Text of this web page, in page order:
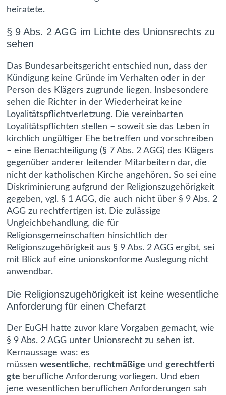
heiratete.
§ 9 Abs. 2 AGG im Lichte des Unionsrechts zu
sehen
Das Bundesarbeitsgericht entschied nun, dass der
Kündigung keine Gründe im Verhalten oder in der
Person des Klägers zugrunde liegen. Insbesondere
sehen die Richter in der Wiederheirat keine
Loyalitätspflichtverletzung. Die vereinbarten
Loyalitätspflichten stellen – soweit sie das Leben in
kirchlich ungültiger Ehe betreffen und vorschreiben
– eine Benachteiligung (§ 7 Abs. 2 AGG) des Klägers
gegenüber anderer leitender Mitarbeitern dar, die
nicht der katholischen Kirche angehören. So sei eine
Diskriminierung aufgrund der Religionszugehörigkeit
gegeben, vgl. § 1 AGG, die auch nicht über § 9 Abs. 2
AGG zu rechtfertigen ist. Die zulässige
Ungleichbehandlung, die für
Religionsgemeinschaften hinsichtlich der
Religionszugehörigkeit aus § 9 Abs. 2 AGG ergibt, sei
mit Blick auf eine unionskonforme Auslegung nicht
anwendbar.
Die Religionszugehörigkeit ist keine wesentliche
Anforderung für einen Chefarzt
Der EuGH hatte zuvor klare Vorgaben gemacht, wie
§ 9 Abs. 2 AGG unter Unionsrecht zu sehen ist.
Kernaussage was: es
müssenwesentliche, rechtmäßige undgerechtferti
gte berufliche Anforderung vorliegen. Und eben
jene wesentlichen beruflichen Anforderungen sah